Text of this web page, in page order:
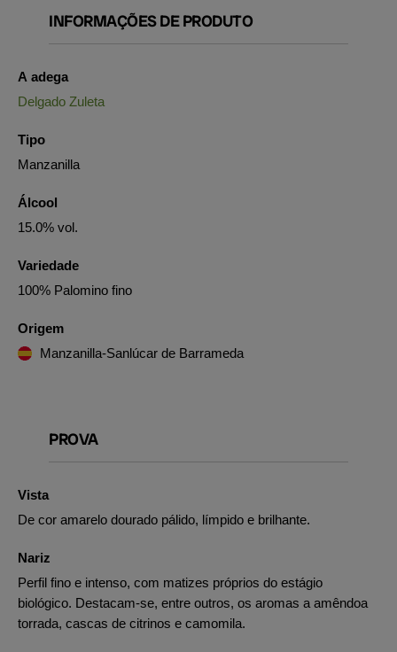
INFORMAÇÕES DE PRODUTO
A adega
Delgado Zuleta
Tipo
Manzanilla
Álcool
15.0% vol.
Variedade
100% Palomino fino
Origem
Manzanilla-Sanlúcar de Barrameda
PROVA
Vista
De cor amarelo dourado pálido, límpido e brilhante.
Nariz
Perfil fino e intenso, com matizes próprios do estágio
biológico. Destacam-se, entre outros, os aromas a amêndoa
torrada, cascas de citrinos e camomila.